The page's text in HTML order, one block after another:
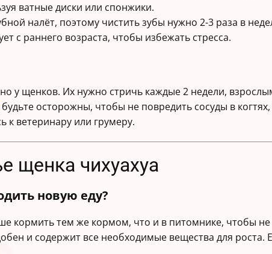
ватные диски или спонжики.
налёт, поэтому чистить зубы нужно 2-3 раза в
с раннего возраста, чтобы избежать стресса.
у щенков. Их нужно стричь каждые 2 недели,
будьте осторожны, чтобы не повредить сосуды в
к ветеринару или грумеру.
щенка чихуахуа
новую еду?
кормить тем же кормом, что и в питомнике, чтобы не
и содержит все необходимые вещества для